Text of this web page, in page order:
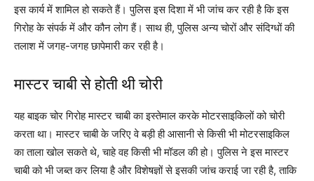
इस कार्य में शामिल हो सकते हैं। पुलिस इस दिशा में भी जांच कर रही है कि इस
गिरोह के संपर्क में और कौन लोग हैं। साथ ही, पुलिस अन्य चोरों और संदिग्धों की
तलाश में जगह-जगह छापेमारी कर रही है।
मास्टर चाबी से होती थी चोरी
यह बाइक चोर गिरोह मास्टर चाबी का इस्तेमाल करके मोटरसाइकिलों को चोरी
करता था। मास्टर चाबी के जरिए वे बड़ी ही आसानी से किसी भी मोटरसाइकिल
का ताला खोल सकते थे, चाहे वह किसी भी मॉडल की हो। पुलिस ने इस मास्टर
चाबी को भी जब्त कर लिया है और विशेषज्ञों से इसकी जांच कराई जा रही है, ताकि